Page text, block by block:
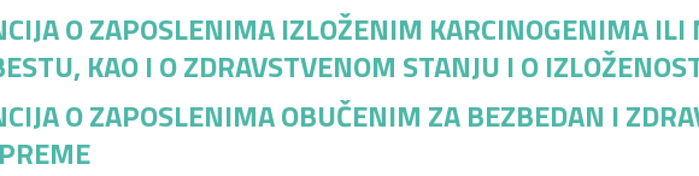
O ZAPOSLENIMA IZLOŽENIM KARCINOGENIMA
KAO I O ZDRAVSTVENOM STANJU I O
O ZAPOSLENIMA OBUČENIM ZA BEZBEDAN I